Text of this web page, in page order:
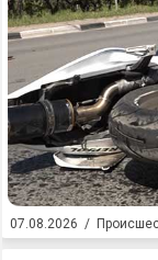
07.08.2026 /